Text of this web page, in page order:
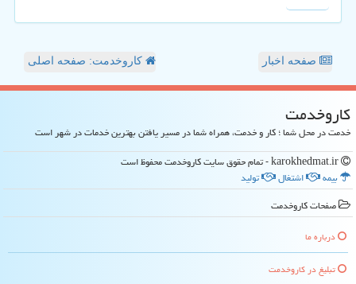
صفحه اخبار کاروخدمت: صفحه اصلی
كاروخدمت
خدمت در محل شما ؛ کار و خدمت، همراه شما در مسیر یافتن بهترین خدمات در شهر است
بیمه
اشتغال
تولید
صفحات كاروخدمت
درباره ما
تبلیغ در كاروخدمت